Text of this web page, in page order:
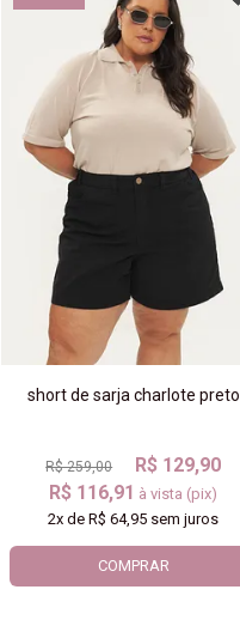
short de sarja charlote preto
R$ 259,00
R$ 129,90
R$ 116,91 à vista (pix)
2x deR$ 64,95 sem juros
COMPRAR